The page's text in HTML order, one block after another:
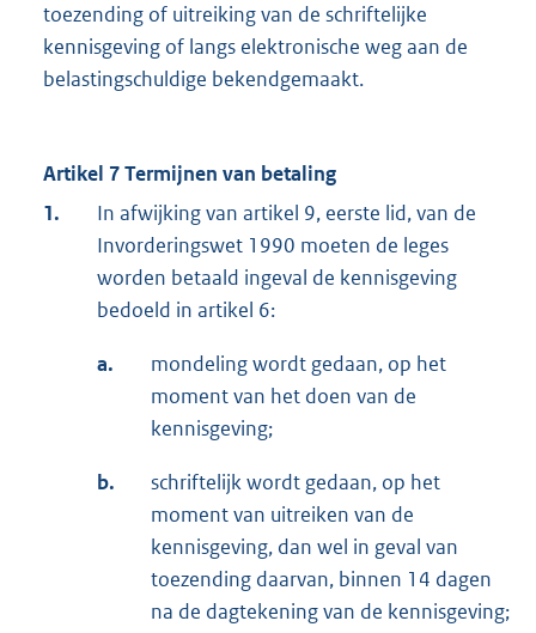
toezending of uitreiking van de schriftelijke
kennisgeving of langs elektronische weg aan de
belastingschuldige bekendgemaakt.
Artikel 7 Termijnen van betaling
1.
In afwijking van artikel 9, eerste lid, van de
Invorderingswet 1990 moeten de leges
worden betaald ingeval de kennisgeving
bedoeld in artikel 6:
a.
mondeling wordt gedaan, op het
moment van het doen van de
kennisgeving;
b.
schriftelijk wordt gedaan, op het
moment van uitreiken van de
kennisgeving, dan wel in geval van
toezending daarvan, binnen 14 dagen
na de dagtekening van de kennisgeving;